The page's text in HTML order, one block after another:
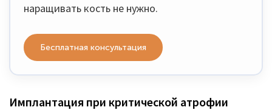
наращивать кость не нужно.
Бесплатная консультация
Имплантация при критической атрофии